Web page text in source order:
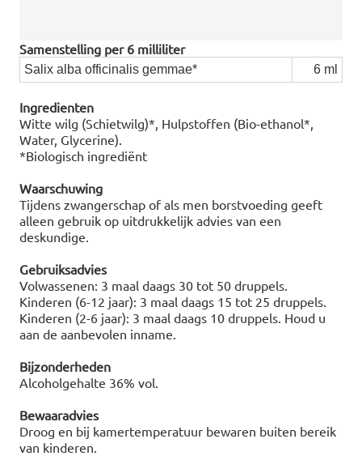
Samenstelling per 6 milliliter
Salix alba officinalis gemmae* 6 ml
Ingredienten
Witte wilg (Schietwilg)*, Hulpstoffen (Bio-ethanol*,
Water, Glycerine).
*Biologisch ingrediënt
Waarschuwing
Tijdens zwangerschap of als men borstvoeding geeft
alleen gebruik op uitdrukkelijk advies van een
deskundige.
Gebruiksadvies
Volwassenen: 3 maal daags 30 tot 50 druppels.
Kinderen (6-12 jaar): 3 maal daags 15 tot 25 druppels.
Kinderen (2-6 jaar): 3 maal daags 10 druppels. Houd u
aan de aanbevolen inname.
Bijzonderheden
Alcoholgehalte 36% vol.
Bewaaradvies
Droog en bij kamertemperatuur bewaren buiten bereik
van kinderen.